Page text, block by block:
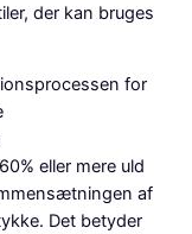
der kan bruges
for
eller mere uld
af
Det betyder